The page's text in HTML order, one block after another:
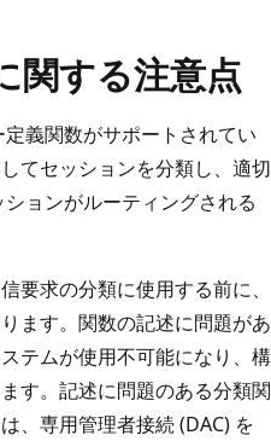
関する注意点
義関数がサポートされてい
てセッションを分類し、適切
ョンがルーティングされる
要求の分類に使用する前に、
ます。関数の記述に問題があ
テムが使用不可能になり、構
す。記述に問題のある分類関
、専用管理者接続 (DAC) を